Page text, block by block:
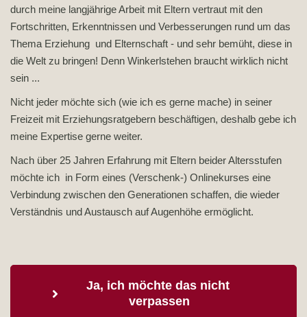
durch meine langjährige Arbeit mit Eltern vertraut mit den
Fortschritten, Erkenntnissen und Verbesserungen rund um das
Thema Erziehung und Elternschaft - und sehr bemüht, diese in
die Welt zu bringen! Denn Winkerlstehen braucht wirklich nicht
sein ...
Nicht jeder möchte sich (wie ich es gerne mache) in seiner
Freizeit mit Erziehungsratgebern beschäftigen, deshalb gebe ich
meine Expertise gerne weiter.
Nach über 25 Jahren Erfahrung mit Eltern beider Altersstufen
möchte ich in Form eines (Verschenk-) Onlinekurses eine
Verbindung zwischen den Generationen schaffen, die wieder
Verständnis und Austausch auf Augenhöhe ermöglicht.
Ja, ich möchte das nicht
verpassen